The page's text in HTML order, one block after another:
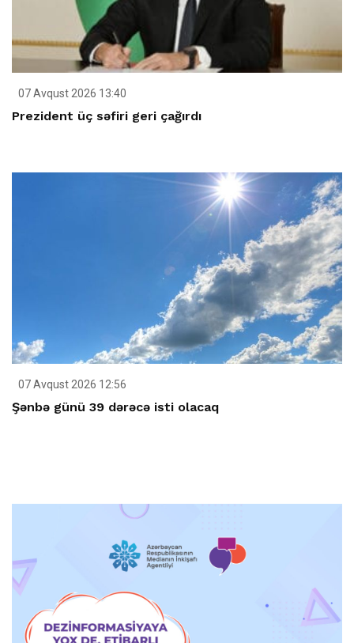
07 Avqust 2026 13:40
Prezident üç səfiri geri çağırdı
07 Avqust 2026 12:56
Şənbə günü 39 dərəcə isti olacaq